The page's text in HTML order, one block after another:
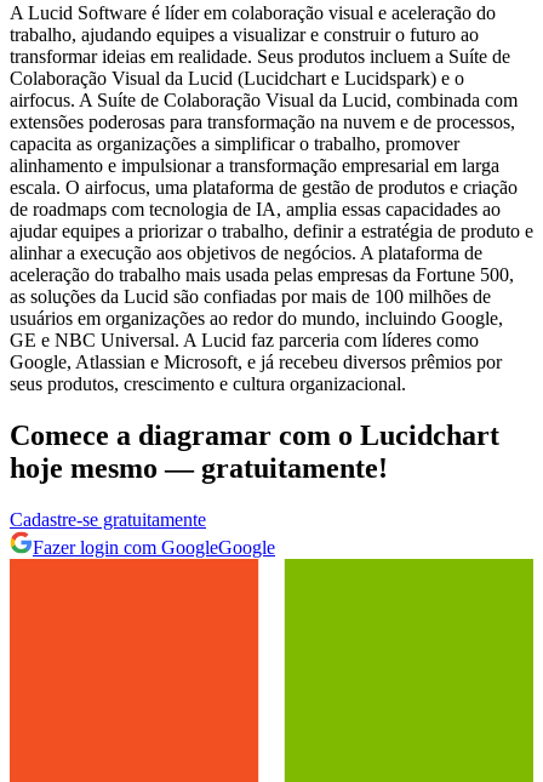
A Lucid Software é líder em colaboração visual e aceleração do
trabalho, ajudando equipes a visualizar e construir o futuro ao
transformar ideias em realidade. Seus produtos incluem a Suíte de
Colaboração Visual da Lucid (Lucidchart e Lucidspark) e o
airfocus. A Suíte de Colaboração Visual da Lucid, combinada com
extensões poderosas para transformação na nuvem e de processos,
capacita as organizações a simplificar o trabalho, promover
alinhamento e impulsionar a transformação empresarial em larga
escala. O airfocus, uma plataforma de gestão de produtos e criação
de roadmaps com tecnologia de IA, amplia essas capacidades ao
ajudar equipes a priorizar o trabalho, definir a estratégia de produto e
alinhar a execução aos objetivos de negócios. A plataforma de
aceleração do trabalho mais usada pelas empresas da Fortune 500,
as soluções da Lucid são confiadas por mais de 100 milhões de
usuários em organizações ao redor do mundo, incluindo Google,
GE e NBC Universal. A Lucid faz parceria com líderes como
Google, Atlassian e Microsoft, e já recebeu diversos prêmios por
seus produtos, crescimento e cultura organizacional.
Comece a diagramar com o Lucidchart
hoje mesmo — gratuitamente!
Cadastre‐se gratuitamente
Fazer login com GoogleGoogle